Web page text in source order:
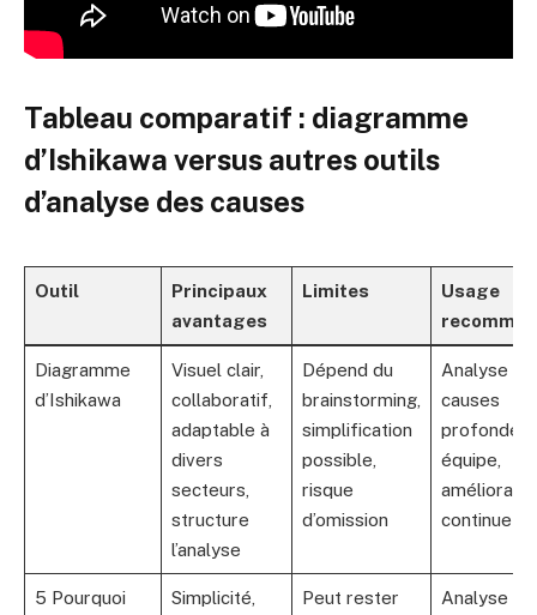
Tableau comparatif : diagramme
d’Ishikawa versus autres outils
d’analyse des causes
Outil
Principaux
avantages
Limites
Usage
Diagramme
d’Ishikawa
Visuel clair,
collaboratif,
adaptable à
divers
secteurs,
structure
l’analyse
Dépend du
brainstorming,
simplification
possible,
risque
d’omission
Analyse
causes
profondes
équipe,
continue
5 Pourquoi
Simplicité,
Peut rester
Analyse